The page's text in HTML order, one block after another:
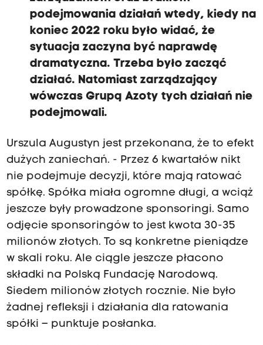
podejmowania działań wtedy, kiedy na
koniec 2022 roku było widać, że
sytuacja zaczyna być naprawdę
dramatyczna. Trzeba było zacząć
działać. Natomiast zarządzający
wówczas Grupą Azoty tych działań nie
podejmowali.
Urszula Augustyn jest przekonana, że to efekt
dużych zaniechań. - Przez 6 kwartałów nikt
nie podejmuje decyzji, które mają ratować
spółkę. Spółka miała ogromne długi, a wciąż
jeszcze były prowadzone sponsoringi. Samo
odjęcie sponsoringów to jest kwota 30-35
milionów złotych. To są konkretne pieniądze
w skali roku. Ale ciągle jeszcze płacono
składki na Polską Fundację Narodową.
Siedem milionów złotych rocznie. Nie było
żadnej refleksji i działania dla ratowania
spółki – punktuje posłanka.